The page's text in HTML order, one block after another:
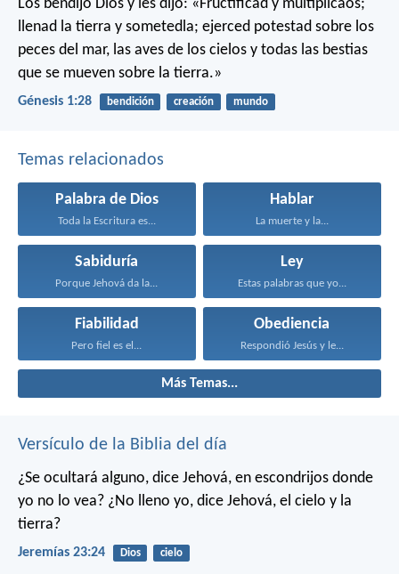
Los bendijo Dios y les dijo: «Fructificad y multiplicaos;
llenad la tierra y sometedla; ejerced potestad sobre los
peces del mar, las aves de los cielos y todas las bestias
que se mueven sobre la tierra.»
Génesis 1:28 bendición creación mundo
Temas relacionados
Palabra de Dios
Toda la Escritura es...
Hablar
La muerte y la...
Sabiduría
Porque Jehová da la...
Ley
Estas palabras que yo...
Fiabilidad
Pero fiel es el...
Obediencia
Respondió Jesús y le...
Más Temas...
Versículo de la Biblia del día
¿Se ocultará alguno, dice Jehová, en escondrijos donde
yo no lo vea? ¿No lleno yo, dice Jehová, el cielo y la
tierra?
Jeremías 23:24 Dios cielo